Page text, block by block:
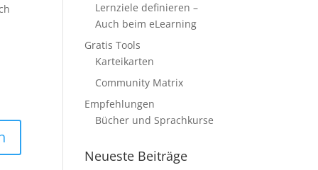
Lernziele definieren –
Auch beim eLearning
Gratis Tools
Karteikarten
Community Matrix
Empfehlungen
Bücher und Sprachkurse
Neueste Beiträge